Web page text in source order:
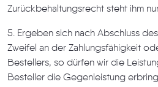
Zurückbehaltungsrecht steht ihm
5. Ergeben sich nach Abschluss
Zweifel an der Zahlungsfähigkeit
Bestellers, so dürfen wir die
Besteller die Gegenleistung